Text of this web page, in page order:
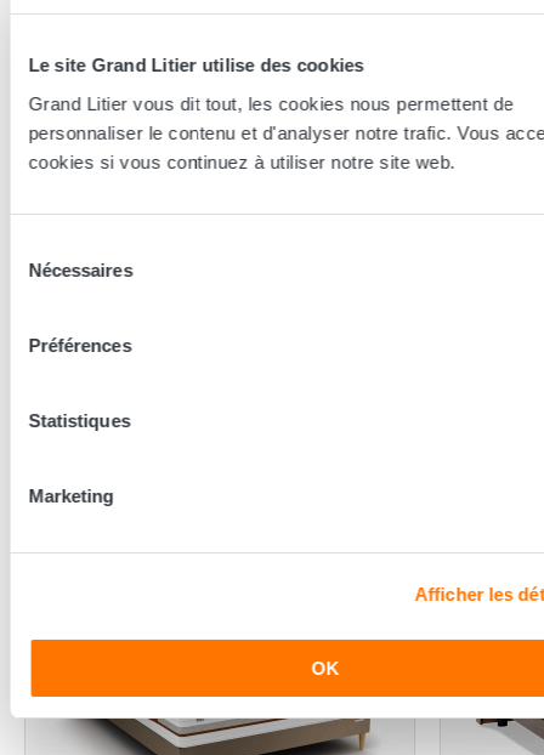
Le site Grand Litier utilise des cookies
Grand Litier vous dit tout, les cookies nous permettent de
personnaliser le contenu et d'analyser notre trafic. Vous
cookies si vous continuez à utiliser notre site web.
Nécessaires
Préférences
Statistiques
Marketing
Afficher les
OK
Essayer en magasin
technologie, le confort, et les modèles les plus adaptés à votre
En complément de ce produit